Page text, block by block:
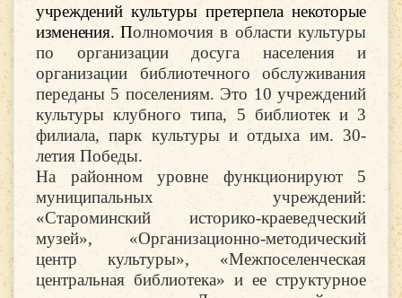
учреждений культуры претерпела некоторые
изменения. Полномочия в области культуры
по организации досуга населения и
организации библиотечного обслуживания
переданы 5 поселениям. Это 10 учреждений
культуры клубного типа, 5 библиотек и 3
филиала, парк культуры и отдыха им. 30-
летия Победы.
На районном уровне функционируют 5
муниципальных учреждений:
«Староминский историко-краеведческий
музей», «Организационно-методический
центр культуры», «Межпоселенческая
центральная библиотека» и ее структурное